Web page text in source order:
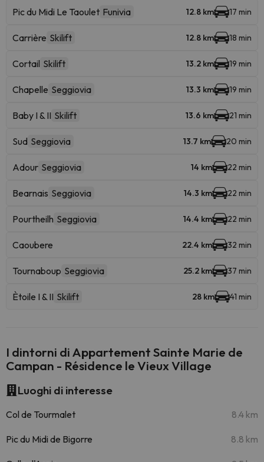
Pic du Midi Le Taoulet Funivia 12.8 km 17 min
Carrière Skilift 12.8 km 18 min
Cortail Skilift 13.2 km 19 min
Chapelle Seggiovia 13.3 km 19 min
Baby I & II Skilift 13.6 km 21 min
Sud Seggiovia 13.7 km 20 min
Adour Seggiovia 14 km 22 min
Bearnais Seggiovia 14.3 km 22 min
Pourtheilh Seggiovia 14.4 km 22 min
Caoubere 22.4 km 32 min
Tournaboup Seggiovia 25.2 km 37 min
Ètoile I & II Skilift 28 km 41 min
I dintorni di Appartement Sainte Marie de
Campan - Résidence le Vieux Village
Luoghi di interesse
Col de Tourmalet 8.4 km
Pic du Midi de Bigorre 8.8 km